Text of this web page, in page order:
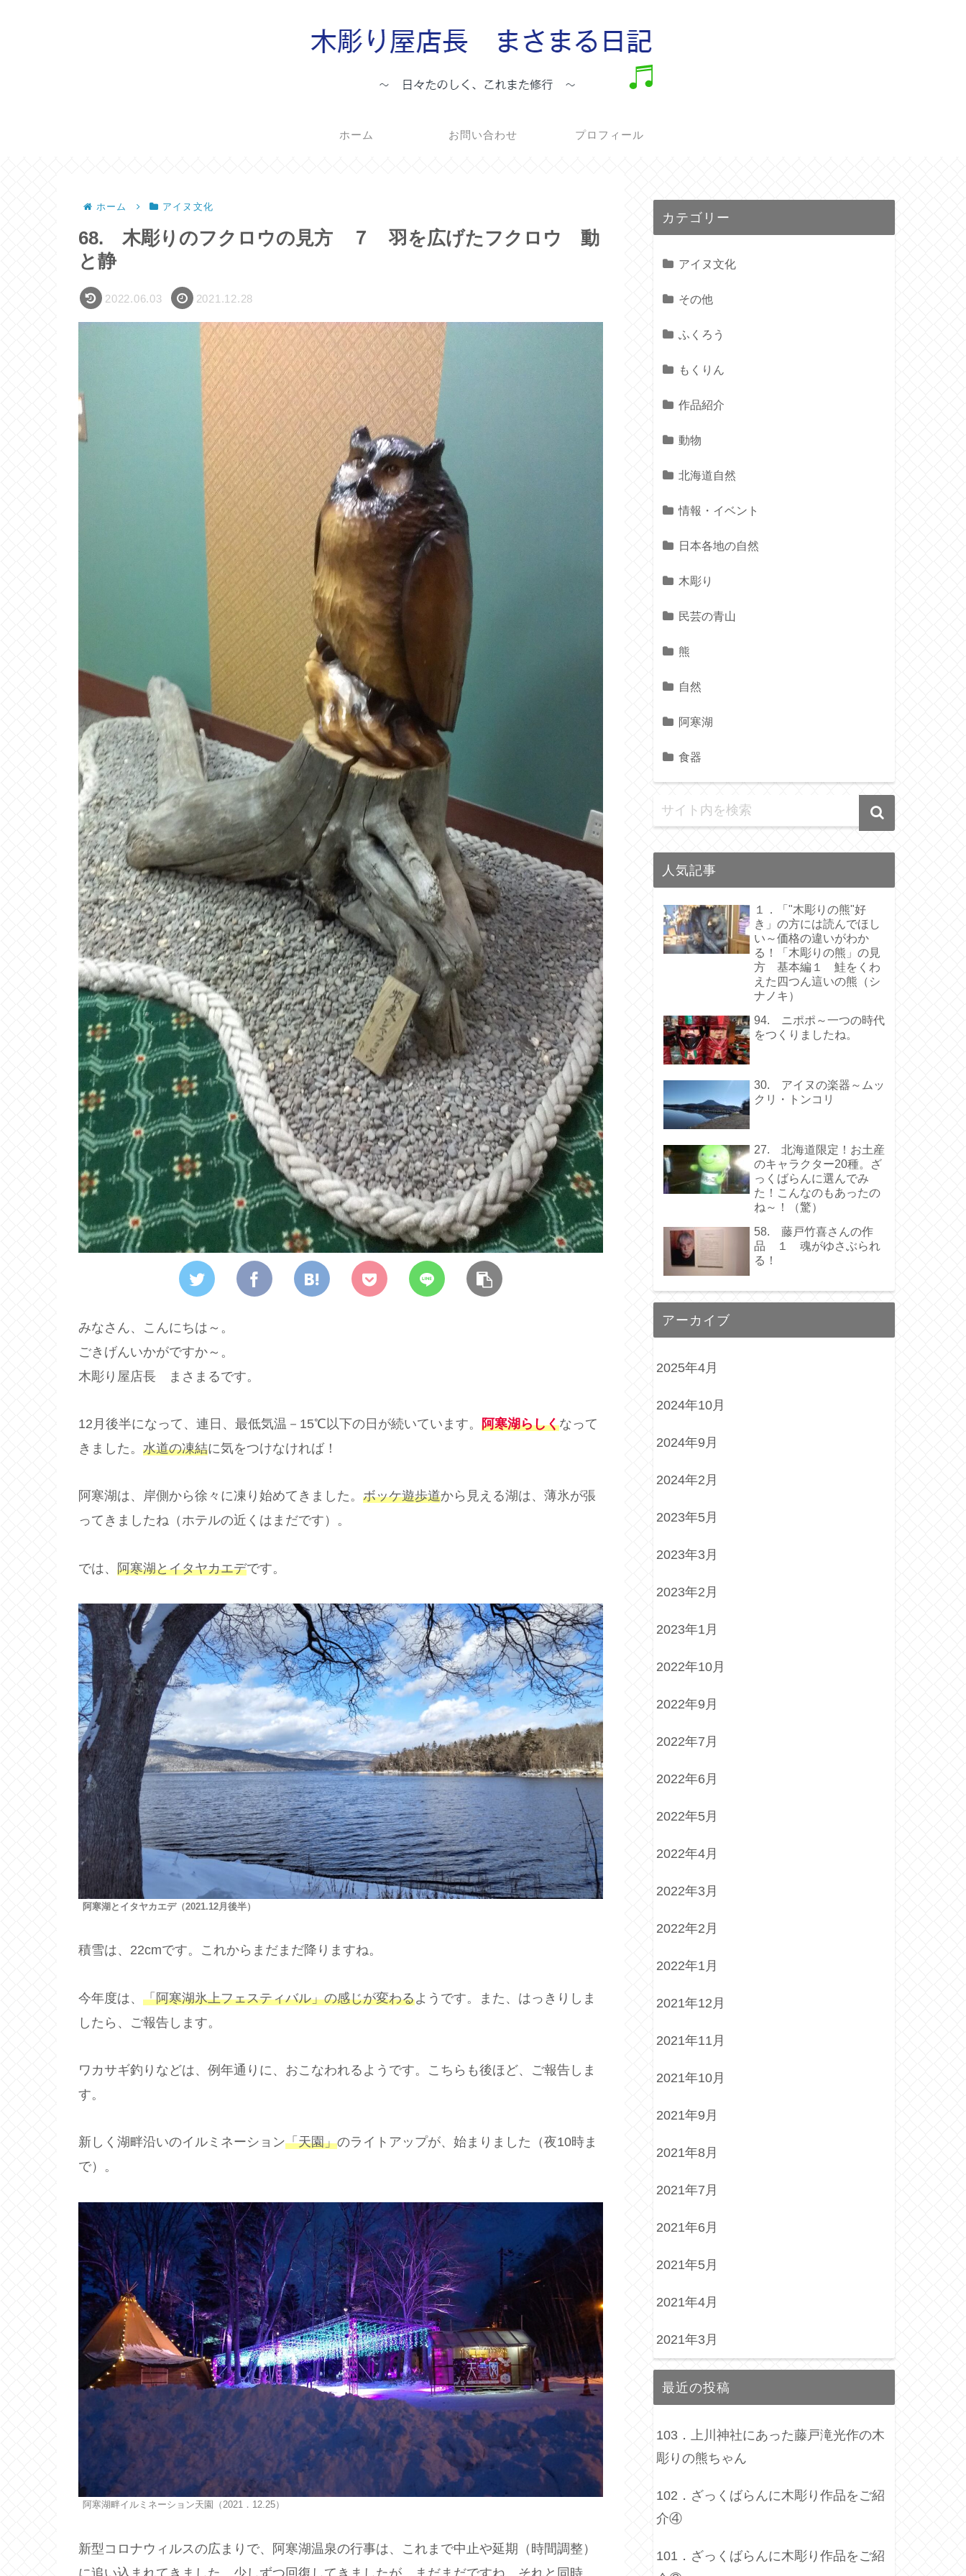
ホーム お問い合わせ プロフィール
ホーム アイヌ文化
68. 木彫りのフクロウの見方 ７ 羽を広げたフクロウ 動
と静
2022.06.03 2021.12.28
みなさん、こんにちは～。
ごきげんいかがですか～。
木彫り屋店長 まさまるです。
12月後半になって、連日、最低気温－15℃以下の日が続いています。 阿寒湖らしくなって
きました。 水道の凍結に気をつけなければ！
阿寒湖は、岸側から徐々に凍り始めてきました。 ボッケ遊歩道から見える湖は、薄氷が張
ってきましたね（ホテルの近くはまだです）。
では、 阿寒湖とイタヤカエデです。
阿寒湖とイタヤカエデ（2021.12月後半）
積雪は、22cmです。これからまだまだ降りますね。
今年度は、 「阿寒湖氷上フェスティバル」の感じが変わるようです。また、はっきりしま
したら、ご報告します。
ワカサギ釣りなどは、例年通りに、おこなわれるようです。こちらも後ほど、ご報告しま
す。
新しく湖畔沿いのイルミネーション「天園」のライトアップが、始まりました（夜10時ま
で）。
阿寒湖畔イルミネーション天園（2021．12.25）
新型コロナウィルスの広まりで、阿寒湖温泉の行事は、これまで中止や延期（時間調整）
に追い込まれてきました。少しずつ回復してきましたが、まだまだですね。それと同時
カテゴリー
アイヌ文化
その他
ふくろう
もくりん
作品紹介
動物
北海道自然
情報・イベント
日本各地の自然
木彫り
民芸の青山
熊
自然
阿寒湖
食器
人気記事
１．「"木彫りの熊"好
き」の方には読んでほし
い～価格の違いがわか
る！「木彫りの熊」の見
方 基本編１ 鮭をくわ
えた四つん這いの熊（シ
ナノキ）
94. ニポポ～一つの時代
をつくりましたね。
30. アイヌの楽器～ムッ
クリ・トンコリ
27. 北海道限定！お土産
のキャラクター20種。ざ
っくばらんに選んでみ
た！こんなのもあったの
ね～！（驚）
58. 藤戸竹喜さんの作
品 １ 魂がゆさぶられ
る！
アーカイブ
2025年4月
2024年10月
2024年9月
2024年2月
2023年5月
2023年3月
2023年2月
2023年1月
2022年10月
2022年9月
2022年7月
2022年6月
2022年5月
2022年4月
2022年3月
2022年2月
2022年1月
2021年12月
2021年11月
2021年10月
2021年9月
2021年8月
2021年7月
2021年6月
2021年5月
2021年4月
2021年3月
最近の投稿
103．上川神社にあった藤戸滝光作の木
彫りの熊ちゃん
102．ざっくばらんに木彫り作品をご紹
介④
101．ざっくばらんに木彫り作品をご紹